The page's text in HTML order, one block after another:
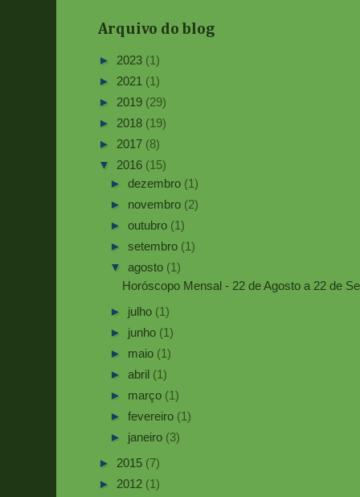
Arquivo do blog
► 2023 (1)
► 2021 (1)
► 2019 (29)
► 2018 (19)
► 2017 (8)
▼ 2016 (15)
►dezembro (1)
► novembro (2)
►outubro (1)
►setembro (1)
▼agosto (1)
Horóscopo Mensal - 22 de Agosto a 22 de
► julho (1)
► junho (1)
► maio (1)
►abril (1)
► março (1)
►fevereiro (1)
► janeiro (3)
► 2015 (7)
► 2012 (1)